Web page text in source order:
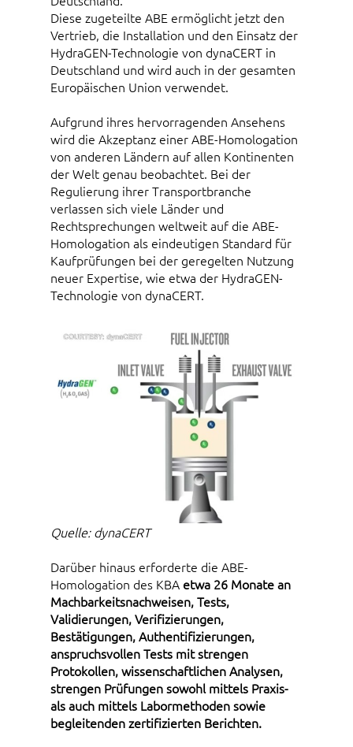
Diese zugeteilte ABE ermöglicht jetzt den
Vertrieb, die Installation und den Einsatz der
HydraGEN-Technologie von dynaCERT in
Deutschland und wird auch in der gesamten
Europäischen Union verwendet.
Aufgrund ihres hervorragenden Ansehens
wird die Akzeptanz einer ABE-Homologation
von anderen Ländern auf allen Kontinenten
der Welt genau beobachtet. Bei der
Regulierung ihrer Transportbranche
verlassen sich viele Länder und
Rechtsprechungen weltweit auf die ABE-
Homologation als eindeutigen Standard für
Kaufprüfungen bei der geregelten Nutzung
neuer Expertise, wie etwa der HydraGEN-
Technologie von dynaCERT.
Quelle: dynaCERT
Darüber hinaus erforderte die ABE-
Homologation des KBAetwa 26 Monate an
Machbarkeitsnachweisen, Tests,
Validierungen, Verifizierungen,
Bestätigungen, Authentifizierungen,
anspruchsvollen Tests mit strengen
Protokollen, wissenschaftlichen Analysen,
strengen Prüfungen sowohl mittels Praxis-
als auch mittels Labormethoden sowie
begleitenden zertifizierten Berichten.